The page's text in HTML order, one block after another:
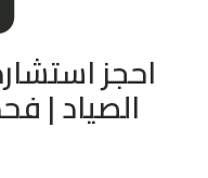
احجز
الصياد |